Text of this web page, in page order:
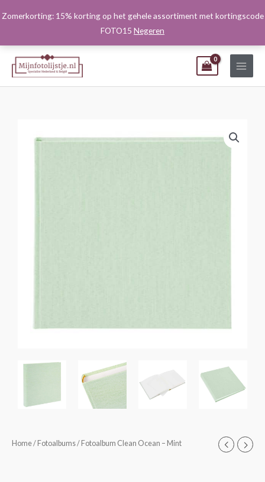
Zomerkorting: 15% korting op het gehele assortiment met kortingscode
FOTO15 Negeren
naar
Home/ Fotoalbums/ Fotoalbum Clean Ocean – Mint
Fotoalbum